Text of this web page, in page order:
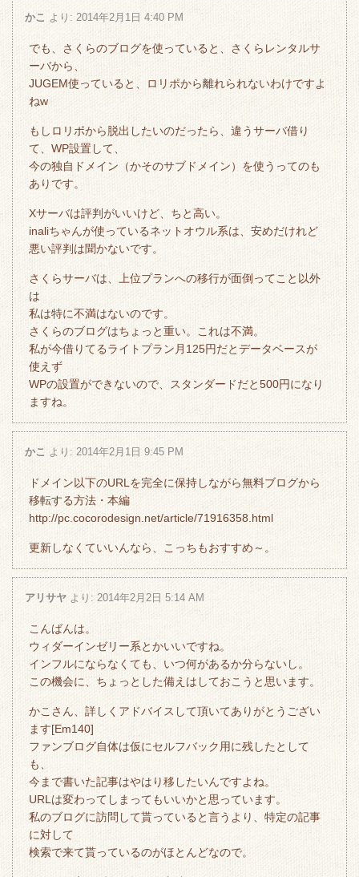
かこ より: 2014年2月1日 4:40 PM
でも、さくらのブログを使っていると、さくらレンタルサ
ーバから、
JUGEM使っていると、ロリポから離れられないわけですよ
ねw
もしロリポから脱出したいのだったら、違うサーバ借り
て、WP設置して、
今の独自ドメイン（かそのサブドメイン）を使うってのも
ありです。
Xサーバは評判がいいけど、ちと高い。
inaliちゃんが使っているネットオウル系は、安めだけれど
悪い評判は聞かないです。
さくらサーバは、上位プランへの移行が面倒ってこと以外
は
私は特に不満はないのです。
さくらのブログはちょっと重い。これは不満。
私が今借りてるライトプラン月125円だとデータベースが
使えず
WPの設置ができないので、スタンダードだと500円になり
ますね。
かこ より: 2014年2月1日 9:45 PM
ドメイン以下のURLを完全に保持しながら無料ブログから
移転する方法・本編
http://pc.cocorodesign.net/article/71916358.html
更新しなくていいんなら、こっちもおすすめ～。
アリサヤ より: 2014年2月2日 5:14 AM
こんばんは。
ウィダーインゼリー系とかいいですね。
インフルにならなくても、いつ何があるか分らないし。
この機会に、ちょっとした備えはしておこうと思います。
かこさん、詳しくアドバイスして頂いてありがとうござい
ます[Em140]
ファンブログ自体は仮にセルフバック用に残したとして
も、
今まで書いた記事はやはり移したいんですよね。
URLは変わってしまってもいいかと思っています。
私のブログに訪問して貰っていると言うより、特定の記事
に対して
検索で来て貰っているのがほとんどなので。